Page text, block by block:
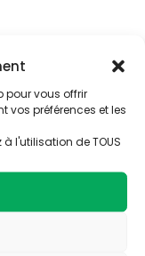
pour vous offrir
vos préférences et les
l'utilisation de TOUS
plus sur
ressources
de la